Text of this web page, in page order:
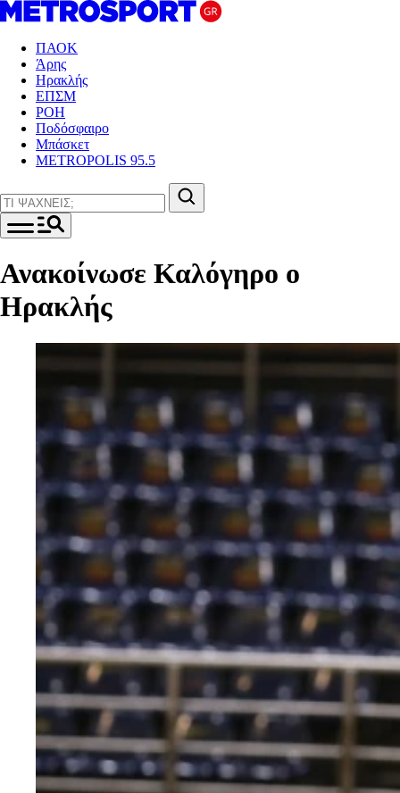
ΠΑΟΚ
Άρης
Ηρακλής
ΕΠΣΜ
ΡΟΗ
Ποδόσφαιρο
Μπάσκετ
METROPOLIS 95.5
Ανακοίνωσε Καλόγηρο ο
Ηρακλής